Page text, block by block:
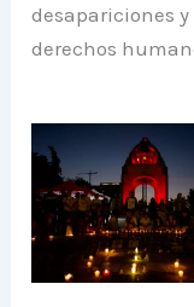
desapariciones y
derechos